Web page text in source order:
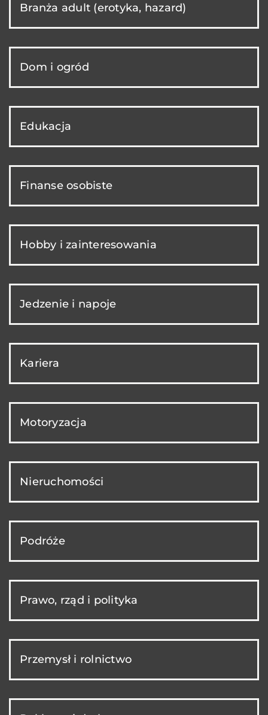
Branża adult (erotyka, hazard)
Dom i ogród
Edukacja
Finanse osobiste
Hobby i zainteresowania
Jedzenie i napoje
Kariera
Motoryzacja
Nieruchomości
Podróże
Prawo, rząd i polityka
Przemysł i rolnictwo